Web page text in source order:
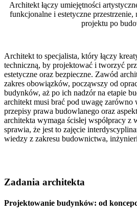
Architekt łączy umiejętności
funkcjonalne i estetyczne przestrzenie,
projektu po
Architekt to specjalista, który łączy
techniczną, by projektować i tworzyć
estetyczne oraz bezpieczne. Zawód
zakres obowiązków, począwszy od
budynków, aż po ich nadzór na etapie
architekt musi brać pod uwagę zarówno
przepisy prawa budowlanego oraz
architekta wymaga ścisłej współpracy z
sprawia, że jest to zajęcie
wiedzy z zakresu budownictwa,
Zadania architekta
Projektowanie budynków: od